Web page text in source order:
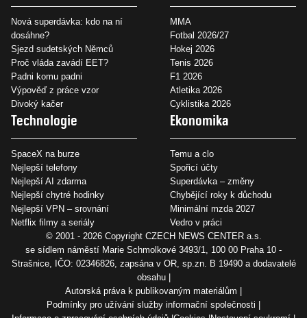
Nová superdávka: kdo na ní
dosáhne?
Sjezd sudetských Němců
Proč vláda zavádí EET?
Padni komu padni
Výpověď z práce vzor
Divoký kačer
MMA
Fotbal 2026/27
Hokej 2026
Tenis 2026
F1 2026
Atletika 2026
Cyklistika 2026
Technologie
SpaceX na burze
Nejlepší telefony
Nejlepší AI zdarma
Nejlepší chytré hodinky
Nejlepší VPN – srovnání
Netflix filmy a seriály
Ekonomika
Temu a clo
Spořicí účty
Superdávka – změny
Chybějící roky k důchodu
Minimální mzda 2027
Vedro v práci
© 2001 - 2026 Copyright CZECH NEWS CENTER a.s.
se sídlem náměstí Marie Schmolkové 3493/1, 100 00 Praha 10 -
Strašnice, IČO: 02346826, zapsána v OR, sp.zn. B 19490 a dodavatelé
obsahu
Autorská práva k publikovaným materiálům
Podmínky pro užívání služby informační společnosti